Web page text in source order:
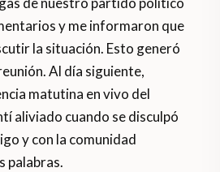
y me informaron que
la situación. Esto generó
Al día siguiente,
matutina en vivo del
aliviado cuando se disculpó
y con la comunidad
palabras.